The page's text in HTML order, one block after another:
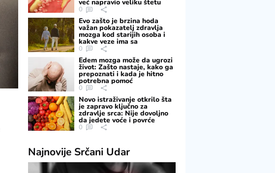
već napravio veliku štetu
0
Evo zašto je brzina hoda
važan pokazatelj zdravlja
mozga kod starijih osoba i
kakve veze ima sa
pamćenjem
0
Edem mozga može da ugrozi
život: Zašto nastaje, kako ga
prepoznati i kada je hitno
potrebna pomoć
0
Novo istraživanje otkrilo šta
je zapravo ključno za
zdravlje srca: Nije dovoljno
da jedete voće i povrće
0
Najnovije Srčani Udar